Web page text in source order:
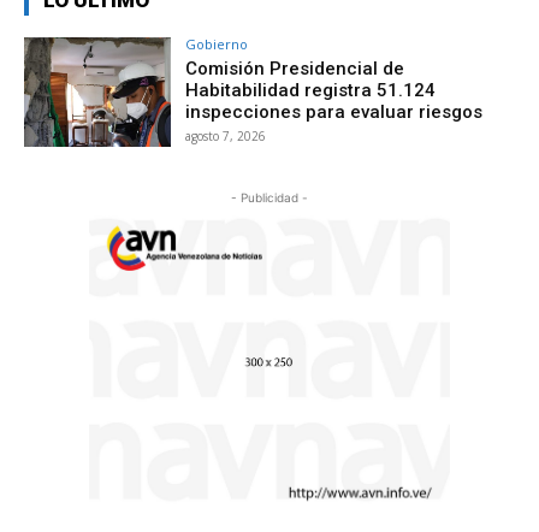
Gobierno
Comisión Presidencial de
Habitabilidad registra 51.124
inspecciones para evaluar riesgos
agosto 7, 2026
- Publicidad -